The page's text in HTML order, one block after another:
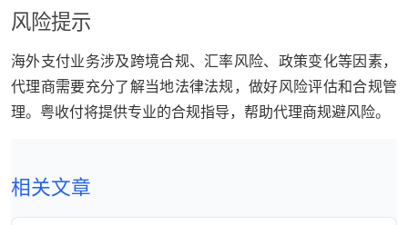
风险提示
海外支付业务涉及跨境合规、汇率风险、政策变化等因素，
代理商需要充分了解当地法律法规，做好风险评估和合规管
理。粤收付将提供专业的合规指导，帮助代理商规避风险。
相关文章